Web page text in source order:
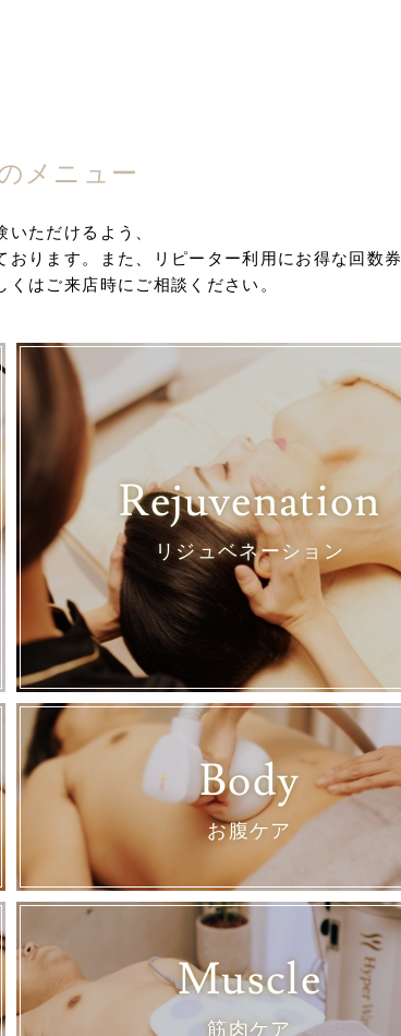
メニュー
いただけるよう、
ります。また、リピーター利用にお得な回数券
はご来店時にご相談ください。
Rejuvenation
リジュベネーション
Body
お腹ケア
Muscle
筋肉ケア